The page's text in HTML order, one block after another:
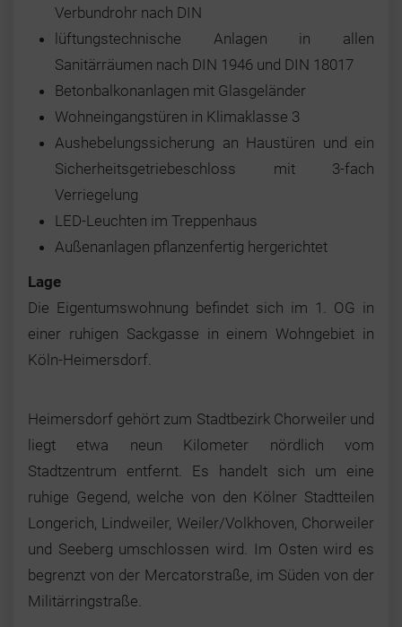
Verbundrohr nach DIN
lüftungstechnische Anlagen in allen
Sanitärräumen nach DIN 1946 und DIN 18017
Betonbalkonanlagen mit Glasgeländer
Wohneingangstüren in Klimaklasse 3
Aushebelungssicherung an Haustüren und ein
Sicherheitsgetriebeschloss mit 3-fach
Verriegelung
LED-Leuchten im Treppenhaus
Außenanlagen pflanzenfertig hergerichtet
Lage
Die Eigentumswohnung befindet sich im 1. OG in
einer ruhigen Sackgasse in einem Wohngebiet in
Köln-Heimersdorf.
Heimersdorf gehört zum Stadtbezirk Chorweiler und
liegt etwa neun Kilometer nördlich vom
Stadtzentrum entfernt. Es handelt sich um eine
ruhige Gegend, welche von den Kölner Stadtteilen
Longerich, Lindweiler, Weiler/Volkhoven, Chorweiler
und Seeberg umschlossen wird. Im Osten wird es
begrenzt von der Mercatorstraße, im Süden von der
Militärringstraße.